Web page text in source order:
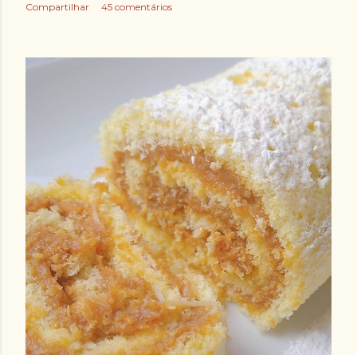
Compartilhar 45 comentários